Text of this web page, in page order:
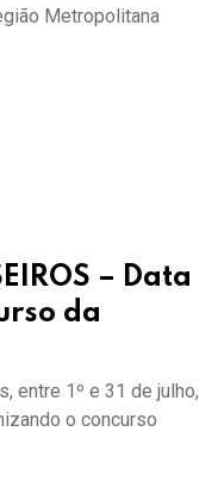
Metropolitana
– Data
da
entre 1º e 31 de julho,
o concurso